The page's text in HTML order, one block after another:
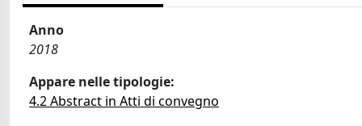
Anno
2018
Appare nelle tipologie:
4.2 Abstract in Atti di convegno